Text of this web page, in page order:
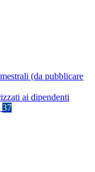
(da pubblicare
ai dipendenti
37